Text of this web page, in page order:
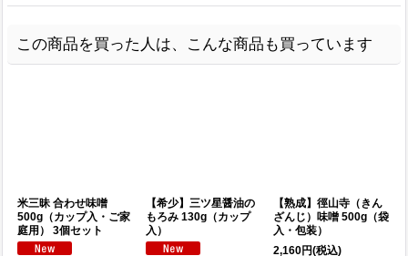
この商品を買った人は、こんな商品も買っています
米三昧 合わせ味噌
500g（カップ入・ご家
庭用） 3個セット
【希少】三ツ星醤油の
もろみ 130g（カップ
入）
【熟成】徑山寺（きん
ざんじ）味噌 500g（袋
入・包装）
2,160円(税込)